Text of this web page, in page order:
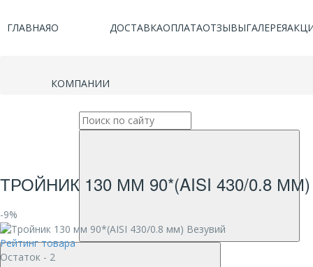
ГЛАВНАЯО
КОМПАНИИ
ДОСТАВКАОПЛАТАОТЗЫВЫГАЛЕРЕЯ
ТРОЙНИК 130 ММ 90*(AISI 430/0.8
-9%
Рейтинг товара
Остаток - 2